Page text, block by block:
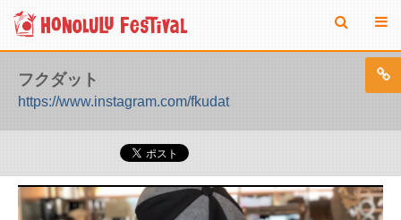
フクダット
https://www.instagram.com/fkudat